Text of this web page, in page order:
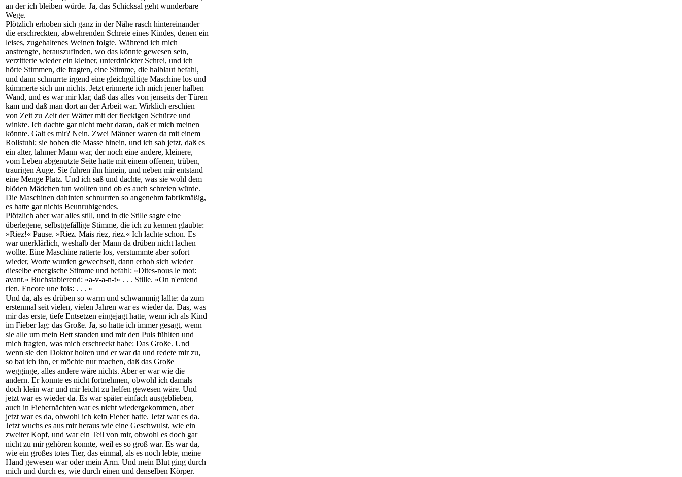
an der ich bleiben würde. Ja, das Schicksal geht wunderbare
Wege.
Plötzlich erhoben sich ganz in der Nähe rasch hintereinander
die erschreckten, abwehrenden Schreie eines Kindes, denen ein
leises, zugehaltenes Weinen folgte. Während ich mich
anstrengte, herauszufinden, wo das könnte gewesen sein,
verzitterte wieder ein kleiner, unterdrückter Schrei, und ich
hörte Stimmen, die fragten, eine Stimme, die halblaut befahl,
und dann schnurrte irgend eine gleichgültige Maschine los und
kümmerte sich um nichts. Jetzt erinnerte ich mich jener halben
Wand, und es war mir klar, daß das alles von jenseits der Türen
kam und daß man dort an der Arbeit war. Wirklich erschien
von Zeit zu Zeit der Wärter mit der fleckigen Schürze und
winkte. Ich dachte gar nicht mehr daran, daß er mich meinen
könnte. Galt es mir? Nein. Zwei Männer waren da mit einem
Rollstuhl; sie hoben die Masse hinein, und ich sah jetzt, daß es
ein alter, lahmer Mann war, der noch eine andere, kleinere,
vom Leben abgenutzte Seite hatte mit einem offenen, trüben,
traurigen Auge. Sie fuhren ihn hinein, und neben mir entstand
eine Menge Platz. Und ich saß und dachte, was sie wohl dem
blöden Mädchen tun wollten und ob es auch schreien würde.
Die Maschinen dahinten schnurrten so angenehm fabrikmäßig,
es hatte gar nichts Beunruhigendes.
Plötzlich aber war alles still, und in die Stille sagte eine
überlegene, selbstgefällige Stimme, die ich zu kennen glaubte:
»Riez!« Pause. »Riez. Mais riez, riez.« Ich lachte schon. Es
war unerklärlich, weshalb der Mann da drüben nicht lachen
wollte. Eine Maschine ratterte los, verstummte aber sofort
wieder, Worte wurden gewechselt, dann erhob sich wieder
dieselbe energische Stimme und befahl: »Dites-nous le mot:
avant.« Buchstabierend: »a-v-a-n-t« . . . Stille. »On n'entend
rien. Encore une fois: . . . «
Und da, als es drüben so warm und schwammig lallte: da zum
erstenmal seit vielen, vielen Jahren war es wieder da. Das, was
mir das erste, tiefe Entsetzen eingejagt hatte, wenn ich als Kind
im Fieber lag: das Große. Ja, so hatte ich immer gesagt, wenn
sie alle um mein Bett standen und mir den Puls fühlten und
mich fragten, was mich erschreckt habe: Das Große. Und
wenn sie den Doktor holten und er war da und redete mir zu,
so bat ich ihn, er möchte nur machen, daß das Große
wegginge, alles andere wäre nichts. Aber er war wie die
andern. Er konnte es nicht fortnehmen, obwohl ich damals
doch klein war und mir leicht zu helfen gewesen wäre. Und
jetzt war es wieder da. Es war später einfach ausgeblieben,
auch in Fiebernächten war es nicht wiedergekommen, aber
jetzt war es da, obwohl ich kein Fieber hatte. Jetzt war es da.
Jetzt wuchs es aus mir heraus wie eine Geschwulst, wie ein
zweiter Kopf, und war ein Teil von mir, obwohl es doch gar
nicht zu mir gehören konnte, weil es so groß war. Es war da,
wie ein großes totes Tier, das einmal, als es noch lebte, meine
Hand gewesen war oder mein Arm. Und mein Blut ging durch
mich und durch es, wie durch einen und denselben Körper.